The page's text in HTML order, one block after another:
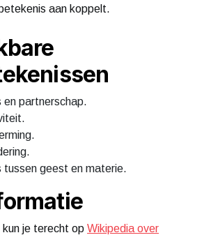
aan koppelt.
en partnerschap.
tussen geest en materie.
je terecht op Wikipedia over